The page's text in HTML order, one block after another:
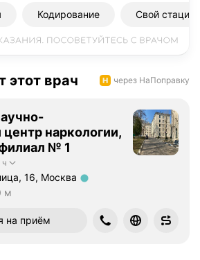
Кодирование Свой
этот врач через НаПоправку
наркологии,
№ 1
ч
16, Москва
Расстояние 730 м
м
на приём